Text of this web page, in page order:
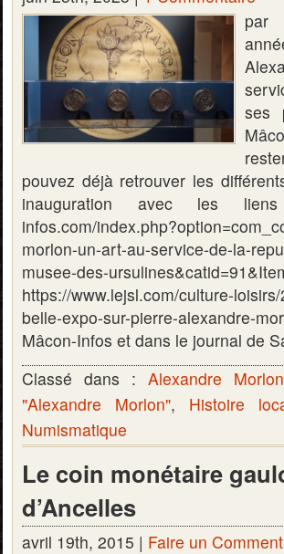
par
ses
pouvez déjà retrouver les
inauguration avec les liens
infos.com/
morlon-un-art-au-service-de-la-
musee-des-
https://www.lejsl.com/culture-
belle-expo-sur-pierre-alexandre-
Mâcon-Infos et dans le journal de
Classé dans : Alexandre Morlon
"Alexandre Morlon", Histoire
Numismatique
Le coin monétaire
d’Ancelles
avril 19th, 2015 | Faire un